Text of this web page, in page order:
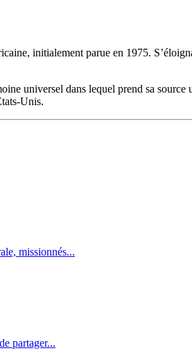
initialement parue en 1975.
universel dans lequel prend sa source
Unis.
missionnés...
partager...